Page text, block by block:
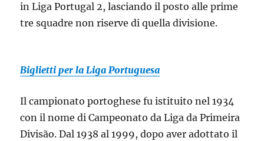
in Liga Portugal 2, lasciando il posto alle prime
tre squadre non riserve di quella divisione.
Biglietti per la Liga Portuguesa
Il campionato portoghese fu istituito nel 1934
con il nome di Campeonato da Liga da Primeira
Divisão. Dal 1938 al 1999, dopo aver adottato il